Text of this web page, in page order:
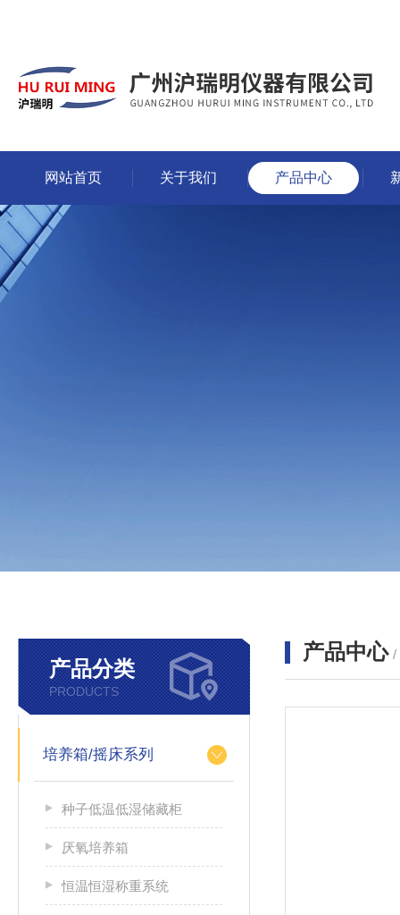
网站首页 关于我们 产品中心
产品分类
PRODUCTS
培养箱/摇床系列
种子低温低湿储藏柜
厌氧培养箱
恒温恒湿称重系统
产品中心 /